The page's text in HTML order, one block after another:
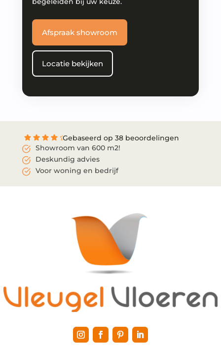
Afspraak showroom
Locatie bekijken
Gebaseerd op 38 beoordelingen
Showroom van 600 m2!
Deskundig advies
Voor woning en bedrijf